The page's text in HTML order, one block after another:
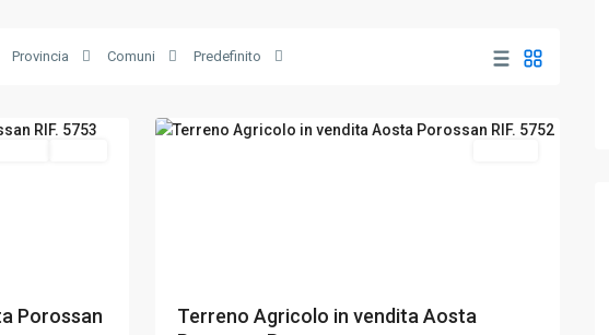
Provincia Comuni Predefinito
Porossan
Terreno Agricolo in vendita Aosta